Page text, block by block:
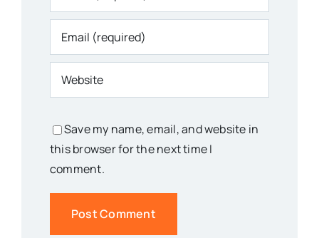
Save my name, email, and website in
this browser for the next time I
comment.